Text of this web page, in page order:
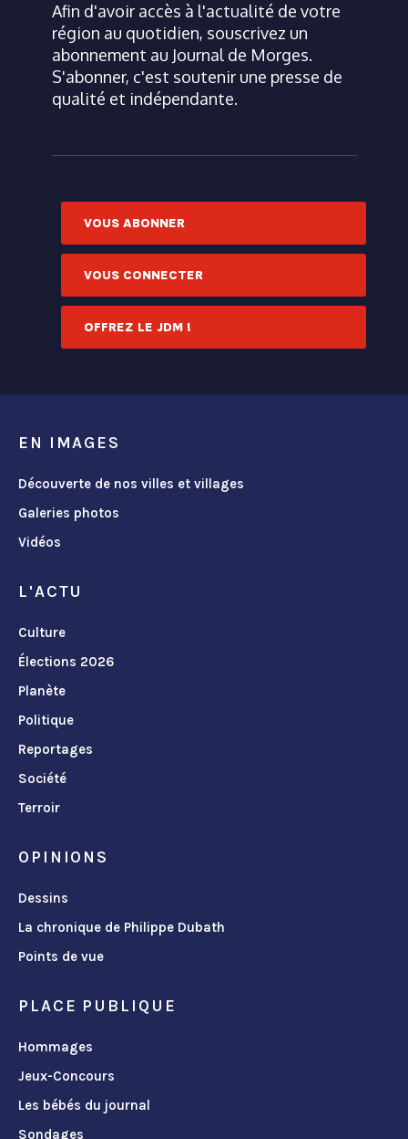
Afin d'avoir accès à l'actualité de votre
région au quotidien, souscrivez un
abonnement au Journal de Morges.
S'abonner, c'est soutenir une presse de
qualité et indépendante.
VOUS ABONNER
VOUS CONNECTER
OFFREZ LE JDM !
EN IMAGES
Découverte de nos villes et villages
Galeries photos
Vidéos
L'ACTU
Culture
Élections 2026
Planète
Politique
Reportages
Société
Terroir
OPINIONS
Dessins
La chronique de Philippe Dubath
Points de vue
PLACE PUBLIQUE
Hommages
Jeux-Concours
Les bébés du journal
Sondages